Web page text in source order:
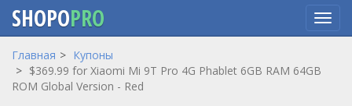
Перейти
основному
SHOPOPRO
Главная
Купоны
$369.99 for Xiaomi Mi 9T Pro 4G Phablet 6GB RAM 64GB
ROM Global Version - Red